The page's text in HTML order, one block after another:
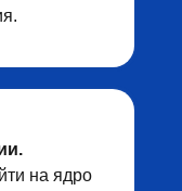
на ядро